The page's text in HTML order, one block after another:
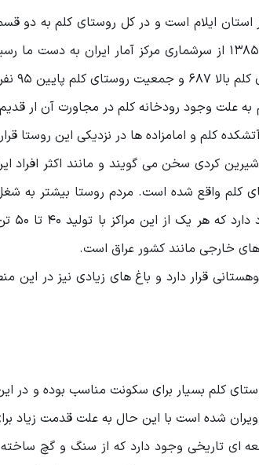
استان ایلام است و در کل روستای کلم به دو
شود. طبق آمار هایی که از سال ۱۳۸۵ از سرشماری مرکز
۹۵ نفر است.
علت وجود رودخانه کلم در مجاورت آن ار
کلم و امامزاده ها در نزدیکی این روستا
کردی سخن می‌ گویند و مانند اکثر
کلم واقع شده است. مردم روستا بیشتر به
خارجی مانند کشور عراق است.
قرار دارد و باغ های زیادی نیز در
کلم بسیار برای سکونت مناسب بوده و در
ویران شده است با این حال به علت قدمت زیاد
ای تاریخی وجود دارد که از سنگ و گچ